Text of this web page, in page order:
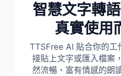
智慧文字轉
真實使用
TTSFree AI 貼合你的
接貼上文字或匯入檔案
然流暢、富有情感的朗